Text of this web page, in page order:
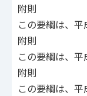
附則
この要綱は、平
附則
この要綱は、平
附則
この要綱は、平